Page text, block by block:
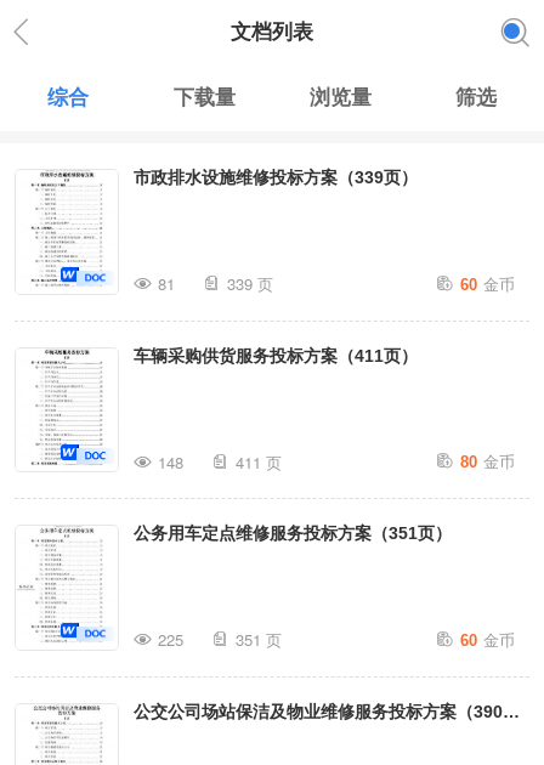
文档列表
综合 下载量 浏览量 筛选
市政排水设施维修投标方案（339页）
81 339 页 60 金币
车辆采购供货服务投标方案（411页）
148 411 页 80 金币
公务用车定点维修服务投标方案（351页）
225 351 页 60 金币
公交公司场站保洁及物业维修服务投标方案（390